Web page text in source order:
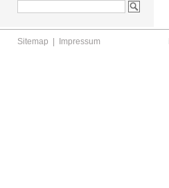
Sitemap Impressum